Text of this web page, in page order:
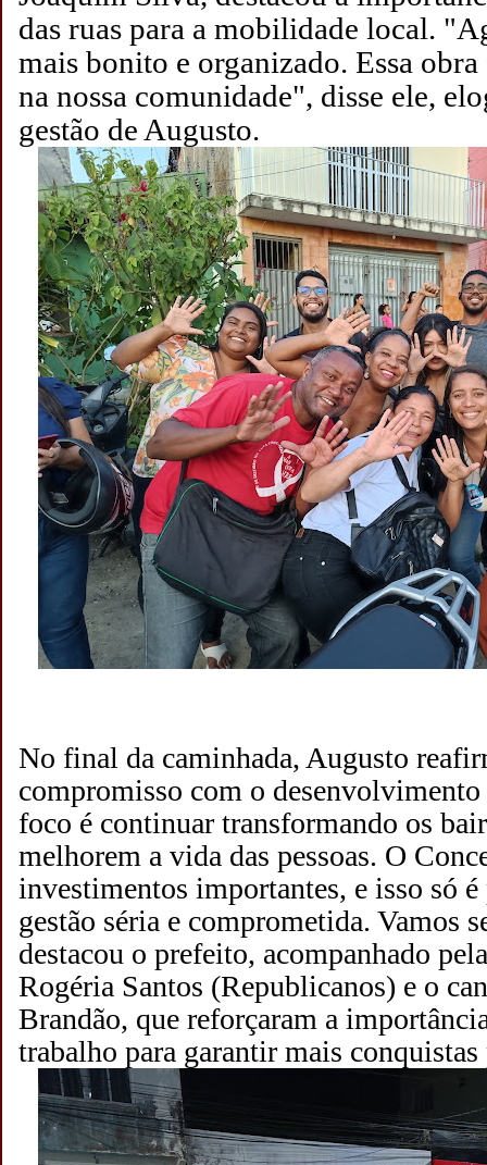
das ruas para a mobilidade local.
mais bonito e organizado. Essa
na nossa comunidade", disse ele,
gestão de Augusto.
No final da caminhada, Augusto
compromisso com o desenvolvimento
foco é continuar transformando os
melhorem a vida das pessoas. O
investimentos importantes, e isso só
gestão séria e comprometida. Vamos
destacou o prefeito, acompanhado
Rogéria Santos (Republicanos) e o
Brandão, que reforçaram a
trabalho para garantir mais conquistas